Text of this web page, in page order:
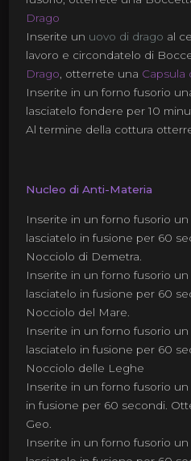
Drago
Inserite un uovo di drago al
lavoro e circondatelo di
Drago , otterrete una Capsula
Inserite in un forno fusorio
lasciatelo fondere per 10
Al termine della cottura
Nucleo di Anti-Materia
Inserite in un forno fusorio un
lasciatelo in fusione per 60
Nocciolo di Demetra.
Inserite in un forno fusorio un
lasciatelo in fusione per 60
Nocciolo del Mare.
Inserite in un forno fusorio un
lasciatelo in fusione per 60
Nocciolo delle Leghe
Inserite in un forno fusorio un
in fusione per 60 secondi.
Geo.
Inserite in un forno fusorio un